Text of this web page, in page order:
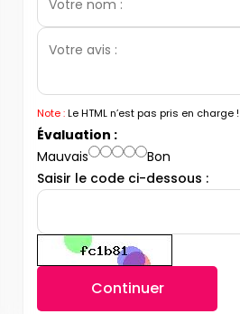
Note :Le HTML n’est pas pris en charge !
Évaluation :
Mauvais
Bon
Saisir le code ci-dessous :
Continuer